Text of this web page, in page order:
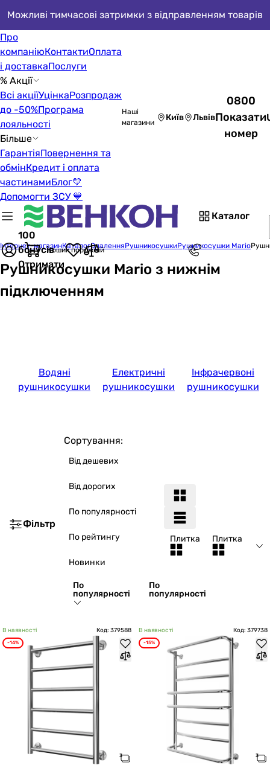
Можливі тимчасові затримки з відправленням товарів
Про
компаніюКонтактиОплата
і доставкаПослуги
% Акції
Всі акціїУцінкаРозпродаж
до -50%Програма
лояльності
Більше
ГарантіяПовернення та
обмінКредит і оплата
частинамиБлог💛
Допомогти ЗСУ 💙
Наші
магазини
Київ Львів
0800
Показати
номер
Каталог
100
бонусів
Отримати
Кошик порожній
Інтернет-магазинКаталогОпаленняРушникосушкиРушникосушки Mario
Рушникосушки Mario з нижнім
підключенням
Водяні
рушникосушки
Електричні
рушникосушки
Інфрачервоні
рушникосушки
Фільтр
Сортування:
Від дешевих
Від дорогих
По популярності
По рейтингу
Новинки
По
популярності
По
популярності
Плитка Плитка
В наявності Код: 379588
-14%
В наявності Код: 379738
-15%